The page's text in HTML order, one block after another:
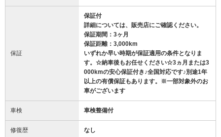
保証
保証付
詳細については、販売店にご確認ください。
保証期間：3ヶ月
保証距離：3,000km
いずれか早い時期が保証適用の条件となりま
す。☆納車後もお任せください☆3ヵ月または3
000kmの安心保証付き♪全国対応です♪別途1年
以上の有償保証もあります。※一部対象外のお
車がございます
車検 車検整備付
修復歴 なし